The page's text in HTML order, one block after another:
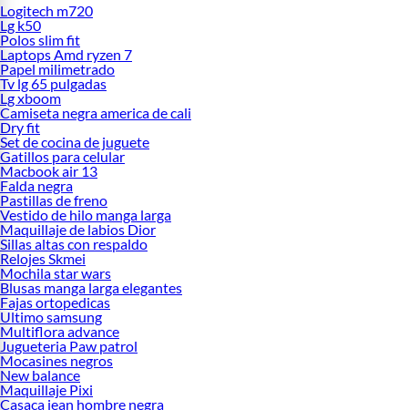
Logitech m720
Lg k50
Polos slim fit
Laptops Amd ryzen 7
Papel milimetrado
Tv lg 65 pulgadas
Lg xboom
Camiseta negra america de cali
Dry fit
Set de cocina de juguete
Gatillos para celular
Macbook air 13
Falda negra
Pastillas de freno
Vestido de hilo manga larga
Maquillaje de labios Dior
Sillas altas con respaldo
Relojes Skmei
Mochila star wars
Blusas manga larga elegantes
Fajas ortopedicas
Ultimo samsung
Multiflora advance
Jugueteria Paw patrol
Mocasines negros
New balance
Maquillaje Pixi
Casaca jean hombre negra